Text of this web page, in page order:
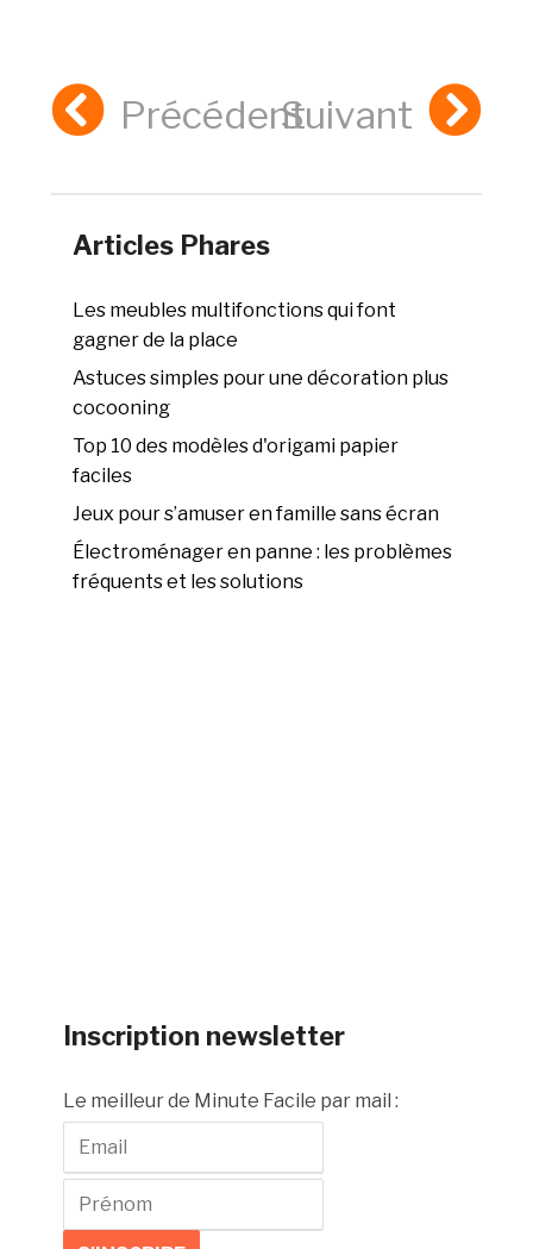
PrécédentSuivant
Articles Phares
Les meubles multifonctions qui font
gagner de la place
Astuces simples pour une décoration plus
cocooning
Top 10 des modèles d'origami papier
faciles
Jeux pour s’amuser en famille sans écran
Électroménager en panne : les problèmes
fréquents et les solutions
Inscription newsletter
Le meilleur de Minute Facile par mail :